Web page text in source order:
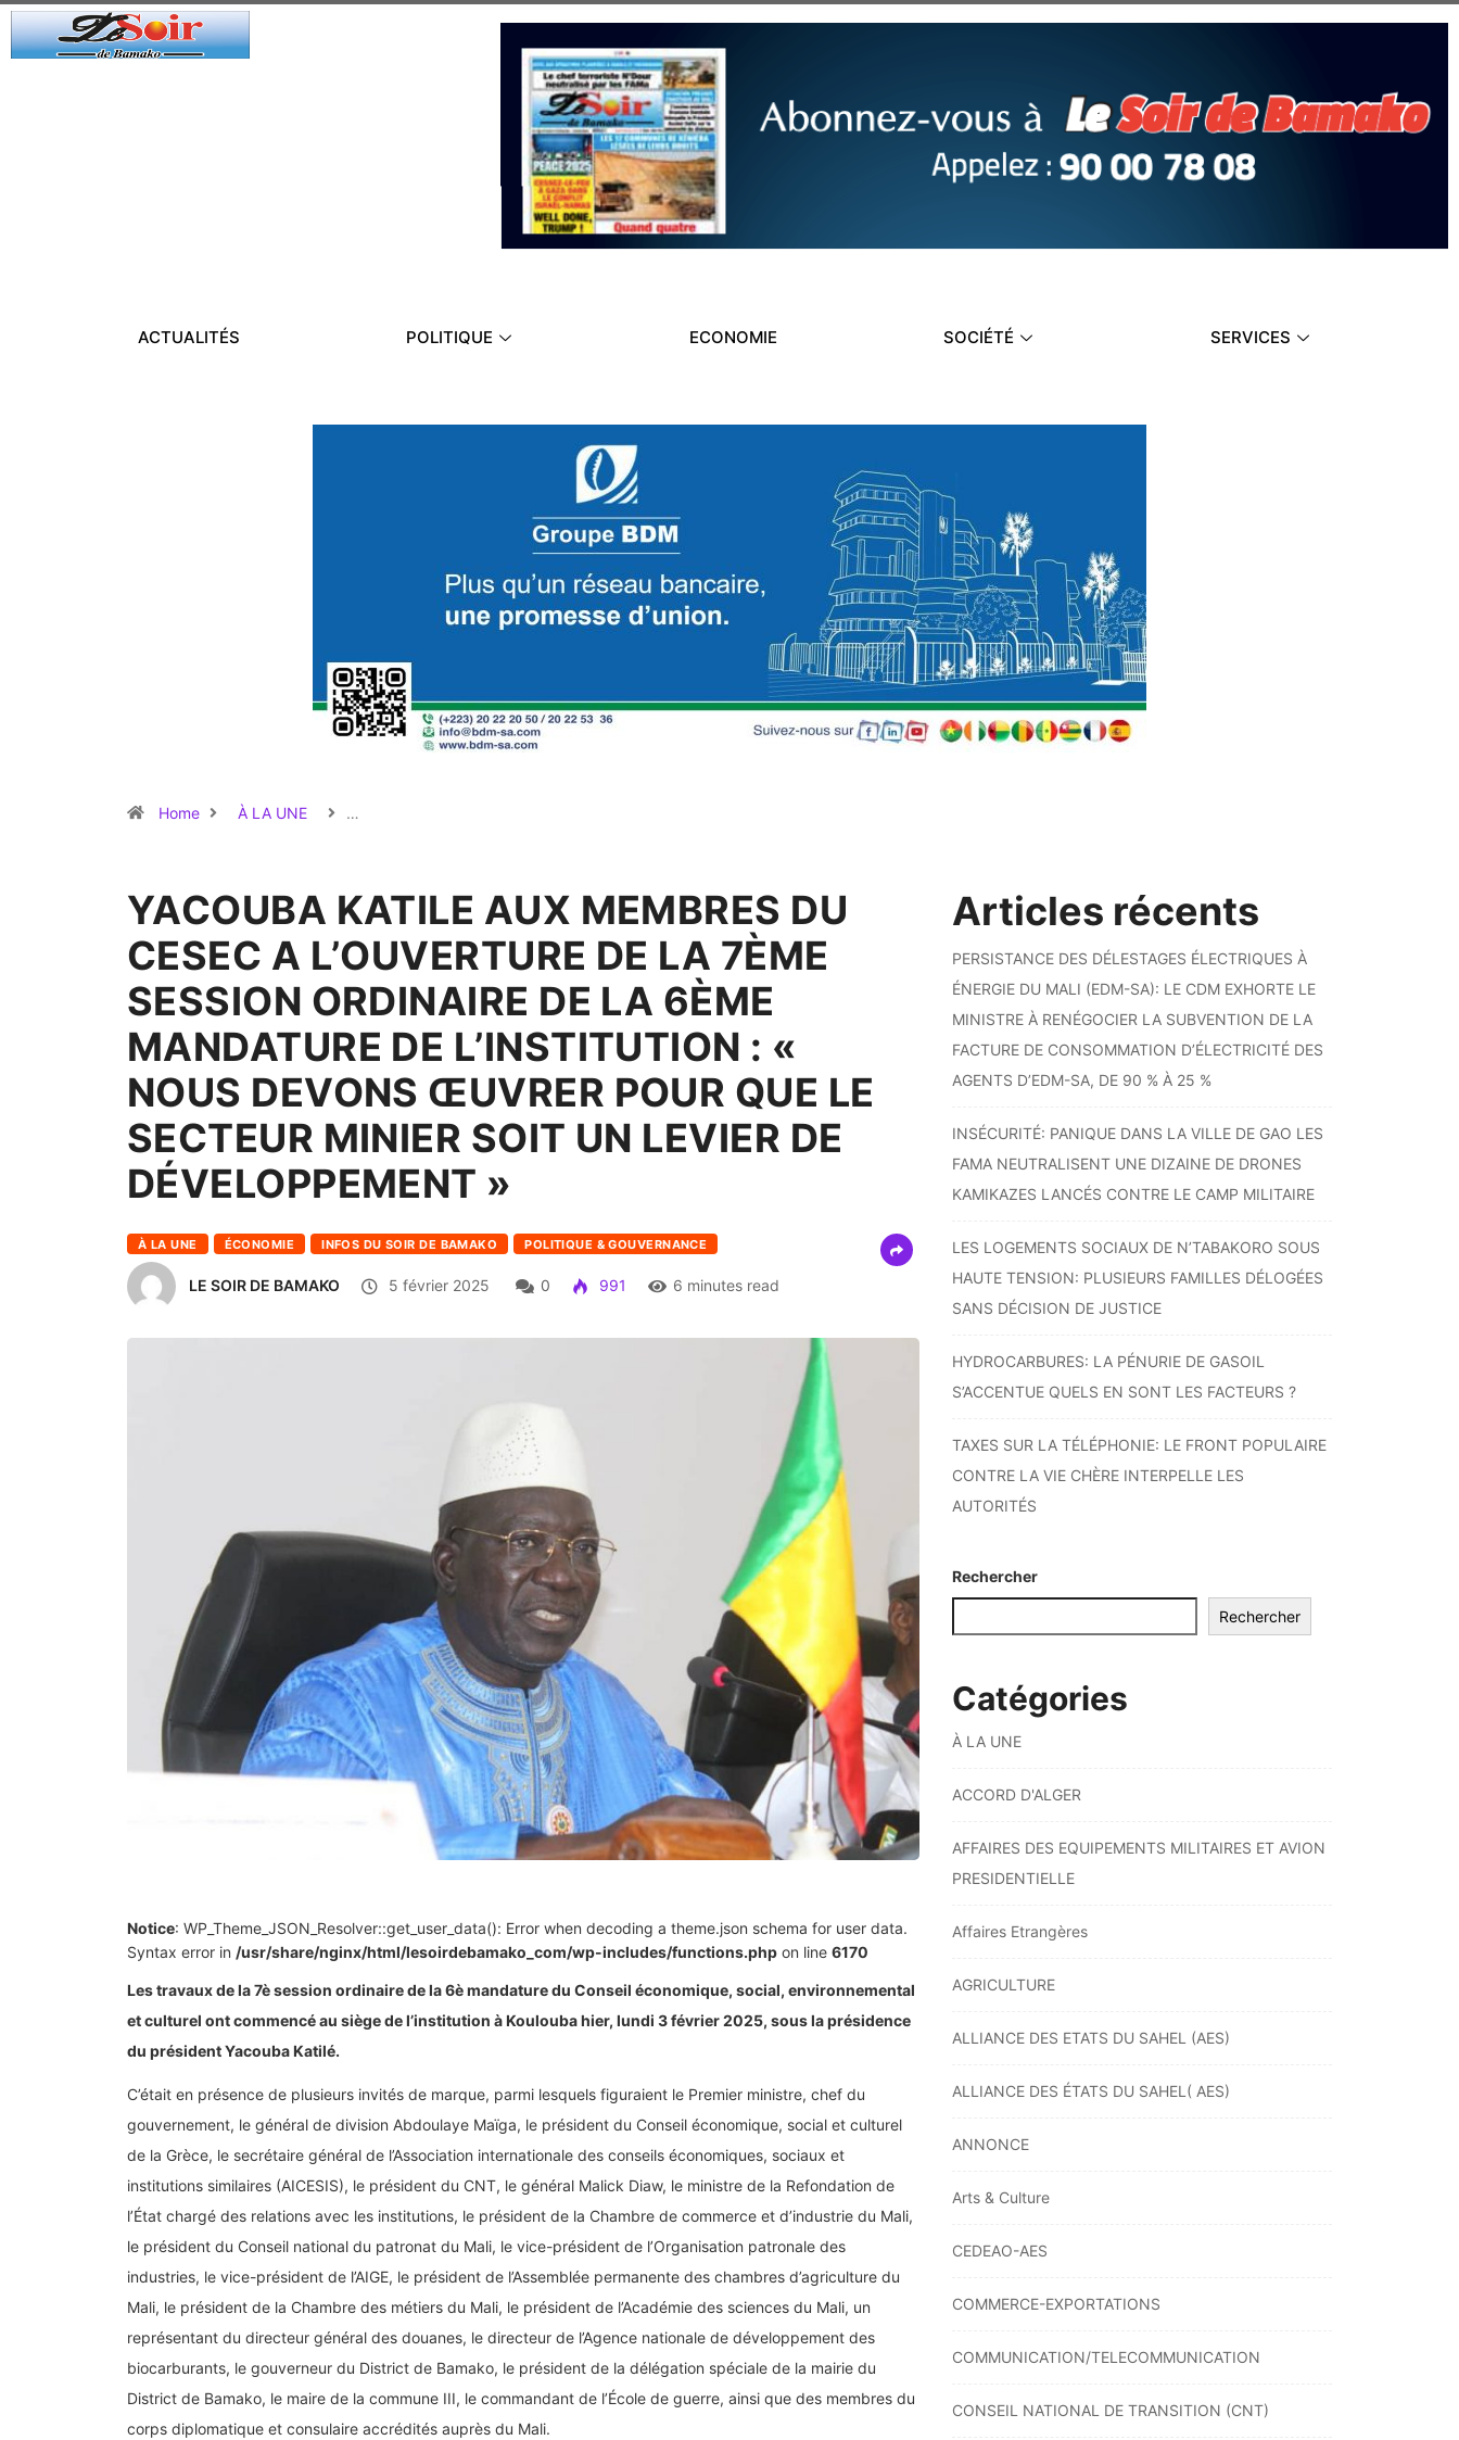
ACTUALITÉS POLITIQUE ECONOMIE SOCIÉTÉ SERVICES
Home À LA UNE …
YACOUBA KATILE AUX MEMBRES DU
CESEC A L’OUVERTURE DE LA 7ÈME
SESSION ORDINAIRE DE LA 6ÈME
MANDATURE DE L’INSTITUTION : «
NOUS DEVONS ŒUVRER POUR QUE LE
SECTEUR MINIER SOIT UN LEVIER DE
DÉVELOPPEMENT »
À LA UNE ÉCONOMIE INFOS DU SOIR DE BAMAKO POLITIQUE & GOUVERNANCE
LE SOIR DE BAMAKO 5 février 2025 0 991 6 minutes read
Notice: WP_Theme_JSON_Resolver::get_user_data(): Error when decoding a theme.json schema for user data.
Syntax error in /usr/share/nginx/html/lesoirdebamako_com/wp-includes/functions.php on line 6170
Les travaux de la 7è session ordinaire de la 6è mandature du Conseil économique, social, environnemental
et culturel ont commencé au siège de l’institution à Koulouba hier, lundi 3 février 2025, sous la présidence
du président Yacouba Katilé.
C’était en présence de plusieurs invités de marque, parmi lesquels figuraient le Premier ministre, chef du
gouvernement, le général de division Abdoulaye Maïga, le président du Conseil économique, social et culturel
de la Grèce, le secrétaire général de l’Association internationale des conseils économiques, sociaux et
institutions similaires (AICESIS), le président du CNT, le général Malick Diaw, le ministre de la Refondation de
l’État chargé des relations avec les institutions, le président de la Chambre de commerce et d’industrie du Mali,
le président du Conseil national du patronat du Mali, le vice-président de l’Organisation patronale des
industries, le vice-président de l’AIGE, le président de l’Assemblée permanente des chambres d’agriculture du
Mali, le président de la Chambre des métiers du Mali, le président de l’Académie des sciences du Mali, un
représentant du directeur général des douanes, le directeur de l’Agence nationale de développement des
biocarburants, le gouverneur du District de Bamako, le président de la délégation spéciale de la mairie du
District de Bamako, le maire de la commune III, le commandant de l’École de guerre, ainsi que des membres du
corps diplomatique et consulaire accrédités auprès du Mali.
Articles récents
PERSISTANCE DES DÉLESTAGES ÉLECTRIQUES À
ÉNERGIE DU MALI (EDM-SA): LE CDM EXHORTE LE
MINISTRE À RENÉGOCIER LA SUBVENTION DE LA
FACTURE DE CONSOMMATION D’ÉLECTRICITÉ DES
AGENTS D’EDM-SA, DE 90 % À 25 %
INSÉCURITÉ: PANIQUE DANS LA VILLE DE GAO LES
FAMA NEUTRALISENT UNE DIZAINE DE DRONES
KAMIKAZES LANCÉS CONTRE LE CAMP MILITAIRE
LES LOGEMENTS SOCIAUX DE N’TABAKORO SOUS
HAUTE TENSION: PLUSIEURS FAMILLES DÉLOGÉES
SANS DÉCISION DE JUSTICE
HYDROCARBURES: LA PÉNURIE DE GASOIL
S’ACCENTUE QUELS EN SONT LES FACTEURS ?
TAXES SUR LA TÉLÉPHONIE: LE FRONT POPULAIRE
CONTRE LA VIE CHÈRE INTERPELLE LES
AUTORITÉS
Rechercher
Rechercher
Catégories
À LA UNE
ACCORD D'ALGER
AFFAIRES DES EQUIPEMENTS MILITAIRES ET AVION
PRESIDENTIELLE
Affaires Etrangères
AGRICULTURE
ALLIANCE DES ETATS DU SAHEL (AES)
ALLIANCE DES ÉTATS DU SAHEL( AES)
ANNONCE
Arts & Culture
CEDEAO-AES
COMMERCE-EXPORTATIONS
COMMUNICATION/TELECOMMUNICATION
CONSEIL NATIONAL DE TRANSITION (CNT)